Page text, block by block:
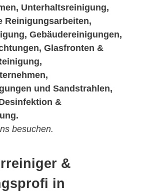
Unterhaltsreinigung,
Reinigungsarbeiten,
Gebäudereinigungen,
Glasfronten &
und Sandstrahlen,
&
besuchen.
&
in